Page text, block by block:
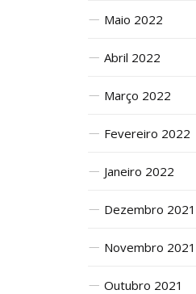
Maio 2022
Abril 2022
Março 2022
Fevereiro 2022
Janeiro 2022
Dezembro 2021
Novembro 2021
Outubro 2021